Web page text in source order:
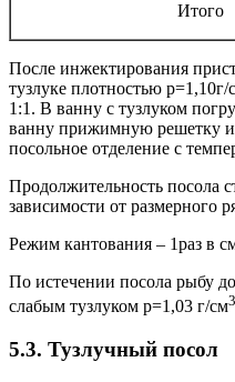
Итого
После инжектирования
тузлуке плотностью
1:1. В ванну с тузлуком
ванну прижимную решетку
посольное отделение с
Продолжительность посола
зависимости от размерного
Режим кантования – 1раз в
По истечении посола рыбу
слабым тузлуком р=1,03 г/см3
5.3. Тузлучный посол